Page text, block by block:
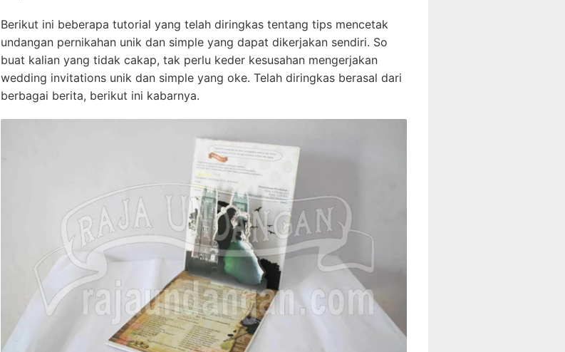
Berikut ini beberapa tutorial yang telah diringkas tentang tips mencetak
undangan pernikahan unik dan simple yang dapat dikerjakan sendiri. So
buat kalian yang tidak cakap, tak perlu keder kesusahan mengerjakan
wedding invitations unik dan simple yang oke. Telah diringkas berasal dari
berbagai berita, berikut ini kabarnya.